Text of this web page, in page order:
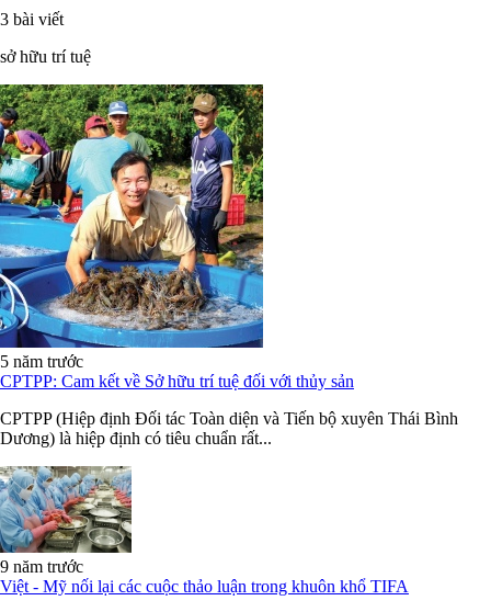
3 bài viết
sở hữu trí tuệ
5 năm trước
CPTPP: Cam kết về Sở hữu trí tuệ đối với thủy sản
CPTPP (Hiệp định Đối tác Toàn diện và Tiến bộ xuyên Thái Bình
Dương) là hiệp định có tiêu chuẩn rất...
9 năm trước
Việt - Mỹ nối lại các cuộc thảo luận trong khuôn khổ TIFA